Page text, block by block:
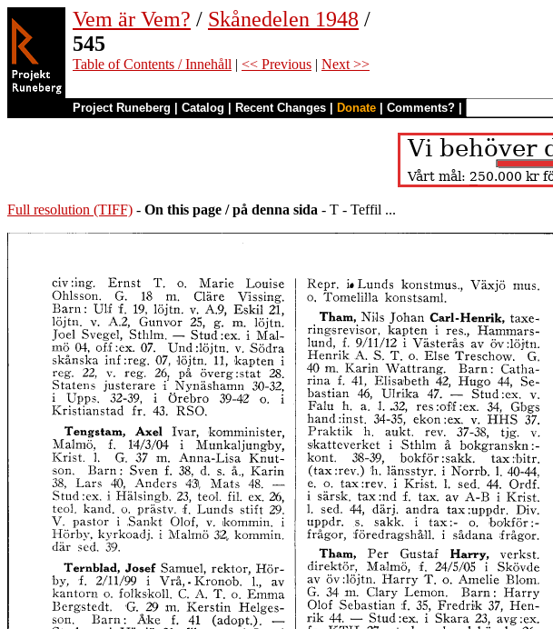
Vem är Vem? / Skånedelen 1948 /
545
Table of Contents / Innehåll | << Previous | Next >>
Project Runeberg Catalog Recent Changes Donate Comments?
Full resolution (TIFF) - On this page / på denna sida - T - Teffil ...